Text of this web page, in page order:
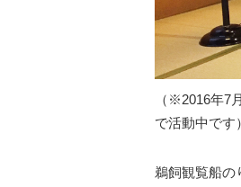
（※2016年7
で活動中です）
鵜飼観覧船の